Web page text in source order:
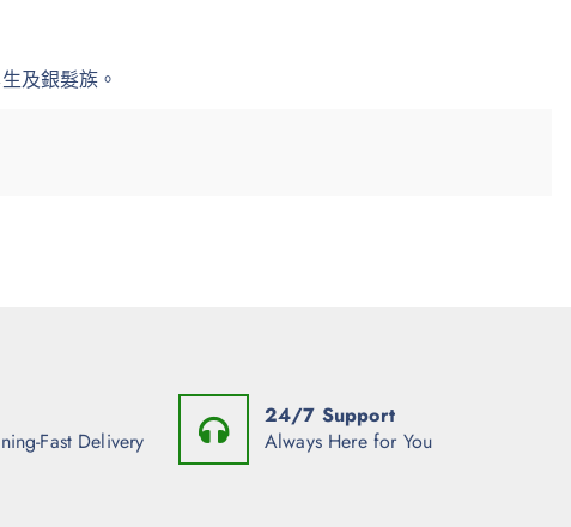
及銀髮族。
Fast Delivery
24/7 Support
Always Here for You